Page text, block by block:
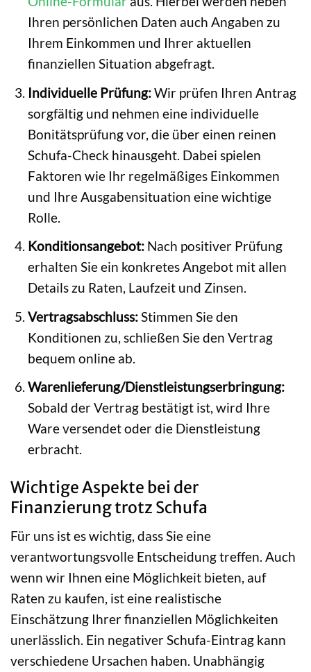
Ihren persönlichen Daten auch Angaben zu
Ihrem Einkommen und Ihrer aktuellen
finanziellen Situation abgefragt.
Individuelle Prüfung:Wir prüfen Ihren Antrag
sorgfältig und nehmen eine individuelle
Bonitätsprüfung vor, die über einen reinen
Schufa-Check hinausgeht. Dabei spielen
Faktoren wie Ihr regelmäßiges Einkommen
und Ihre Ausgabensituation eine wichtige
Rolle.
Konditionsangebot:Nach positiver Prüfung
erhalten Sie ein konkretes Angebot mit allen
Details zu Raten, Laufzeit und Zinsen.
Vertragsabschluss:Stimmen Sie den
Konditionen zu, schließen Sie den Vertrag
bequem online ab.
Warenlieferung/Dienstleistungserbringung:
Sobald der Vertrag bestätigt ist, wird Ihre
Ware versendet oder die Dienstleistung
erbracht.
Wichtige Aspekte bei der
Finanzierung trotz Schufa
Für uns ist es wichtig, dass Sie eine
verantwortungsvolle Entscheidung treffen. Auch
wenn wir Ihnen eine Möglichkeit bieten, auf
Raten zu kaufen, ist eine realistische
Einschätzung Ihrer finanziellen Möglichkeiten
unerlässlich. Ein negativer Schufa-Eintrag kann
verschiedene Ursachen haben. Unabhängig